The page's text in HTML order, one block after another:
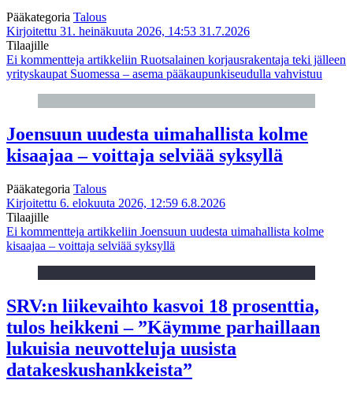
Pääkategoria Talous
Kirjoitettu 31. heinäkuuta 2026, 14:53 31.7.2026
Tilaajille
Ei kommentteja artikkeliin Ruotsalainen korjausrakentaja teki jälleen
yrityskaupat Suomessa – asema pääkaupunkiseudulla vahvistuu
Joensuun uudesta uimahallista kolme
kisaajaa – voittaja selviää syksyllä
Pääkategoria Talous
Kirjoitettu 6. elokuuta 2026, 12:59 6.8.2026
Tilaajille
Ei kommentteja artikkeliin Joensuun uudesta uimahallista kolme
kisaajaa – voittaja selviää syksyllä
SRV:n liikevaihto kasvoi 18 prosenttia,
tulos heikkeni – ”Käymme parhaillaan
lukuisia neuvotteluja uusista
datakeskushankkeista”